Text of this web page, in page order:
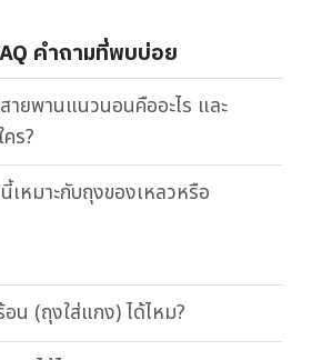
คำถามที่พบบ่อย
ายพานแนวนอนคืออะไร และ
ร?
เหมาะกับถุงของเหลวหรือ
อน (ถุงใส่แกง) ได้ไหม?